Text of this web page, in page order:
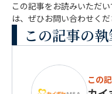
この記事をお読みいただ
は、ぜひお問い合わせくだ
この記事の
この